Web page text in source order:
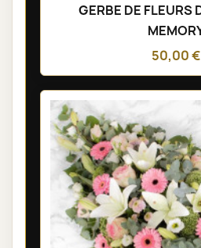
GERBE DE FLEURS
50,00 €